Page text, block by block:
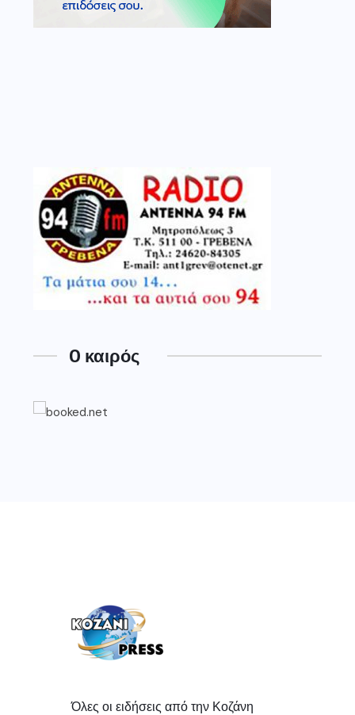
O καιρός
Όλες οι ειδήσεις από την Κοζάνη